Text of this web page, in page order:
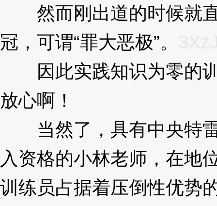
然而刚出道的时候就直
冠，可谓“罪大恶极”。
因此实践知识为零的训
放心啊！
当然了，具有中央特雷
入资格的小林老师，在地
训练员占据着压倒性优势